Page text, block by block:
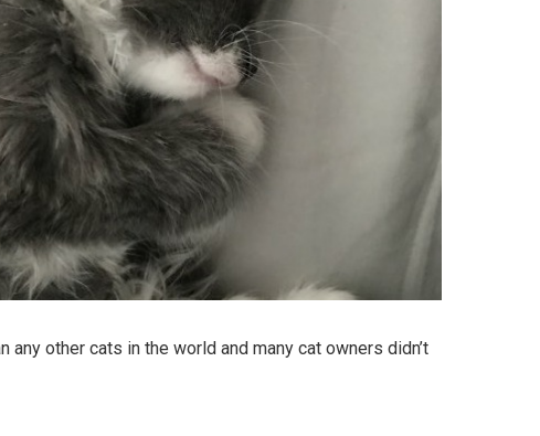
any other cats in the world and many cat owners didn’t